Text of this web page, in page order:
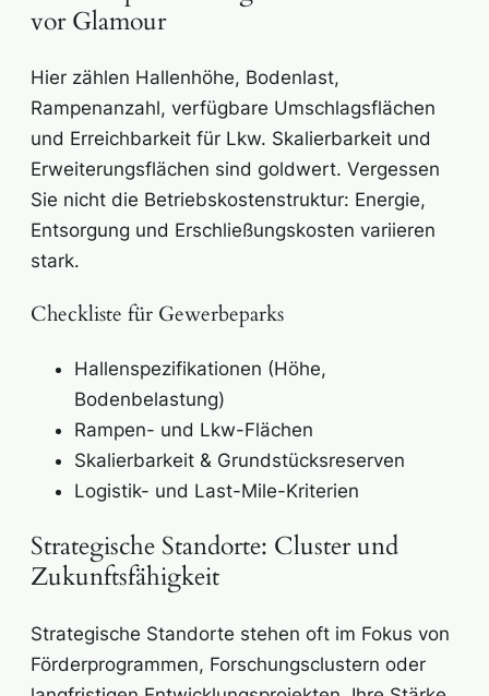
vor Glamour
Hier zählen Hallenhöhe, Bodenlast,
Rampenanzahl, verfügbare Umschlagsflächen
und Erreichbarkeit für Lkw. Skalierbarkeit und
Erweiterungsflächen sind goldwert. Vergessen
Sie nicht die Betriebskostenstruktur: Energie,
Entsorgung und Erschließungskosten variieren
stark.
Checkliste für Gewerbeparks
Hallenspezifikationen (Höhe,
Bodenbelastung)
Rampen- und Lkw-Flächen
Skalierbarkeit & Grundstücksreserven
Logistik- und Last-Mile-Kriterien
Strategische Standorte: Cluster und
Zukunftsfähigkeit
Strategische Standorte stehen oft im Fokus von
Förderprogrammen, Forschungsclustern oder